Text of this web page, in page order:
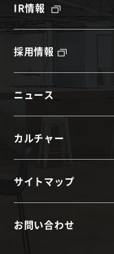
IR情報
採用情報
ニュース
カルチャー
サイトマップ
お問い合わせ